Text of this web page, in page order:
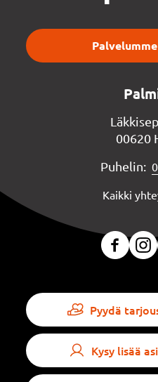
00620
Puhelin:
Kaikki
Pyydä
Kysy lisää